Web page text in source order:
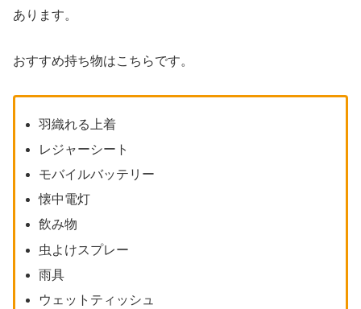
あります。
おすすめ持ち物はこちらです。
羽織れる上着
レジャーシート
モバイルバッテリー
懐中電灯
飲み物
虫よけスプレー
雨具
ウェットティッシュ